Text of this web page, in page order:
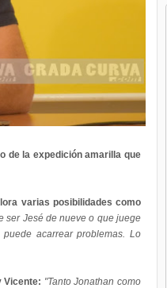
de la expedición amarilla que
varias posibilidades como
ser Jesé de nueve o que juege
acarrear problemas. Lo
Vicente: "Tanto Jonathan como